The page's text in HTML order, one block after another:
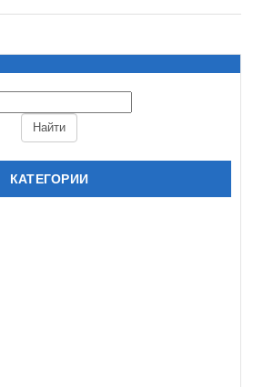
КАТЕГОРИИ